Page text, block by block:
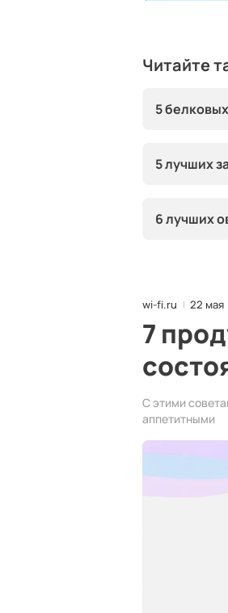
Читайте
5
5 лучших
6 лучших
wi-fi.ru 22 мая
7
С этими
аппетитными